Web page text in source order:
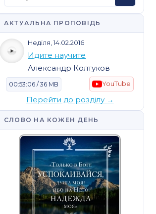
АКТУАЛЬНА ПРОПОВІДЬ
Неділя, 14.02.2016
Идите научите
Александр Колтуков
00:53:06 / 36 MB YouTube
Перейти до розділу →
СЛОВО НА КОЖЕН ДЕНЬ